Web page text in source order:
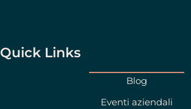
a
m
Quick Links
Blog
Eventi aziendali